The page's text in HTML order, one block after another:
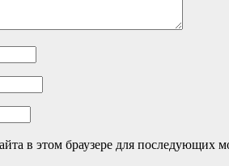
в этом браузере для последующих